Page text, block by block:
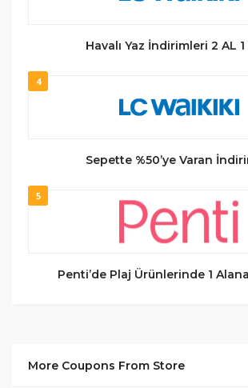
Havalı Yaz İndirimleri 2 AL 1
4
Sepette %50’ye Varan
5
Penti’de Plaj Ürünlerinde 1
More Coupons From Store